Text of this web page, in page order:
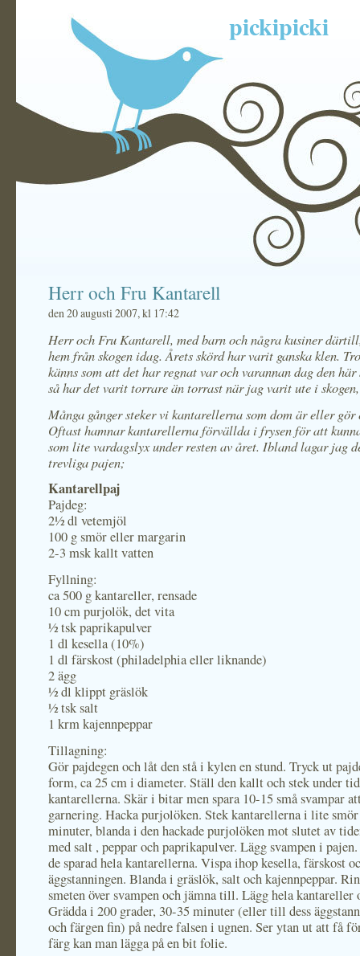
pickipicki
Herr och Fru Kantarell
den 20 augusti 2007, kl 17:42
Herr och Fru Kantarell, med barn och några kusiner
hem från skogen idag. Årets skörd har varit ganska klen.
känns som att det har regnat var och varannan dag den här
så har det varit torrare än torrast när jag varit ute i
Många gånger steker vi kantarellerna som dom är eller gör
Oftast hamnar kantarellerna förvällda i frysen för att
som lite vardagslyx under resten av året. Ibland lagar jag
trevliga pajen;
Kantarellpaj
Pajdeg:
2½ dl vetemjöl
100 g smör eller margarin
2-3 msk kallt vatten
Fyllning:
ca 500 g kantareller, rensade
10 cm purjolök, det vita
½ tsk paprikapulver
1 dl kesella (10%)
1 dl färskost (philadelphia eller liknande)
2 ägg
½ dl klippt gräslök
½ tsk salt
1 krm kajennpeppar
Tillagning:
Gör pajdegen och låt den stå i kylen en stund. Tryck ut
form, ca 25 cm i diameter. Ställ den kallt och stek under
kantarellerna. Skär i bitar men spara 10-15 små svampar
garnering. Hacka purjolöken. Stek kantarellerna i lite smör
minuter, blanda i den hackade purjolöken mot slutet av
med salt , peppar och paprikapulver. Lägg svampen i pajen.
de sparad hela kantarellerna. Vispa ihop kesella, färskost
äggstanningen. Blanda i gräslök, salt och kajennpeppar.
smeten över svampen och jämna till. Lägg hela kantareller
Grädda i 200 grader, 30-35 minuter (eller till dess
och färgen fin) på nedre falsen i ugnen. Ser ytan ut att få
färg kan man lägga på en bit folie.